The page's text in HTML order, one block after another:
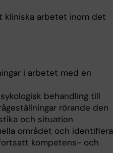
kliniska arbetet inom det
i arbetet med en
behandling till
rörande den
och situation
området och identifiera
kompetens- och